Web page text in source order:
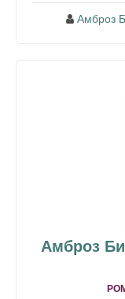
Амброз
Амброз